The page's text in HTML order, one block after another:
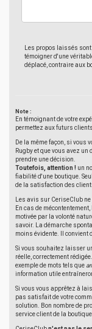
Les propos laissés
témoigner d'une
déplacé, contraire aux
Note :
En témoignant de votre
permettez aux futurs
De la même façon, si vous
Rugby et que vous avez
prendre une décision.
Toutefois, attention ! un
fiabilité d'une boutique.
de la satisfaction des
Les avis sur CeriseClub
En cas de
motivée par la volonté
savoir. La démarche
moins évidente. Il convient
Si vous souhaitez laisser
réelle, correctement
exemple de mots tels que
information utile
Si vous vous apprêtez à
pas satisfait de votre
solution. Bon nombre de
service client de la boutique